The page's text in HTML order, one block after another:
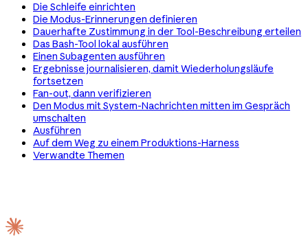
Die Schleife einrichten
Die Modus-Erinnerungen definieren
Dauerhafte Zustimmung in der Tool-Beschreibung erteilen
Das Bash-Tool lokal ausführen
Einen Subagenten ausführen
Ergebnisse journalisieren, damit Wiederholungsläufe
fortsetzen
Fan-out, dann verifizieren
Den Modus mit System-Nachrichten mitten im Gespräch
umschalten
Ausführen
Auf dem Weg zu einem Produktions-Harness
Verwandte Themen